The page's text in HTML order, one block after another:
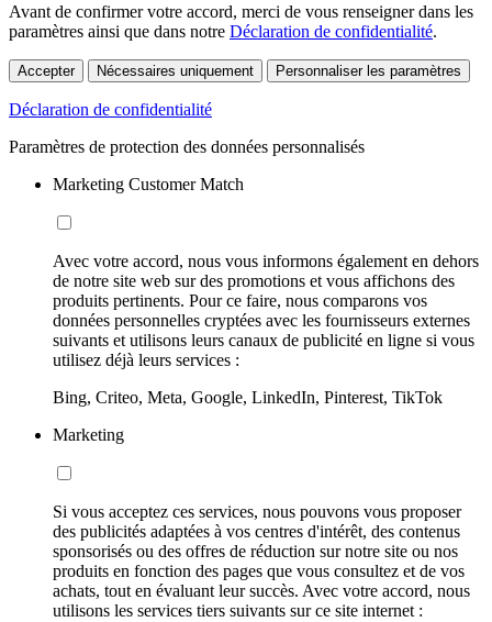
Avant de confirmer votre accord, merci de vous renseigner dans les
paramètres ainsi que dans notre Déclaration de confidentialité.
Accepter Nécessaires uniquement Personnaliser les paramètres
Déclaration de confidentialité
Paramètres de protection des données personnalisés
Marketing Customer Match
Avec votre accord, nous vous informons également en dehors
de notre site web sur des promotions et vous affichons des
produits pertinents. Pour ce faire, nous comparons vos
données personnelles cryptées avec les fournisseurs externes
suivants et utilisons leurs canaux de publicité en ligne si vous
utilisez déjà leurs services :
Bing, Criteo, Meta, Google, LinkedIn, Pinterest, TikTok
Marketing
Si vous acceptez ces services, nous pouvons vous proposer
des publicités adaptées à vos centres d'intérêt, des contenus
sponsorisés ou des offres de réduction sur notre site ou nos
produits en fonction des pages que vous consultez et de vos
achats, tout en évaluant leur succès. Avec votre accord, nous
utilisons les services tiers suivants sur ce site internet :